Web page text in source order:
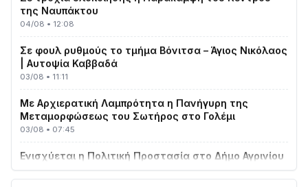
04/08 • 12:08
| Αυτοψία Καββαδά
03/08 • 11:11
Μεταμορφώσεως του Σωτήρος στο Γολέμι
03/08 • 07:45
με δύο νέα υδροφόρα οχήματα